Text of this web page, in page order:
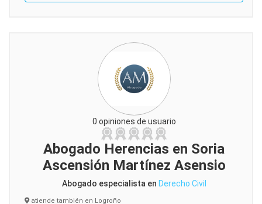
0 opiniones de usuario
Abogado Herencias en Soria
Ascensión Martínez Asensio
Abogado especialista en Derecho Civil
atiende también en Logroño